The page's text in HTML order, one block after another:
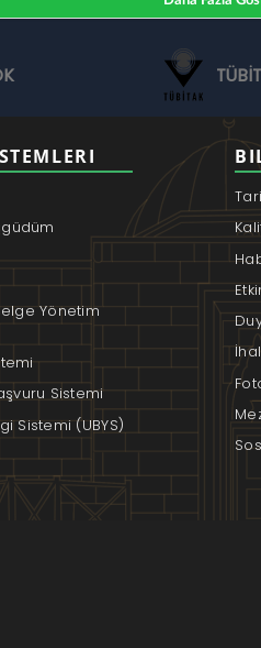
Yönetim
Sistemi
Sistemi (UBYS)